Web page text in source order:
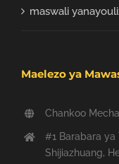
maswali
Maelezo ya
Chankoo
#1 Barabara ya
Shijiazhuang,